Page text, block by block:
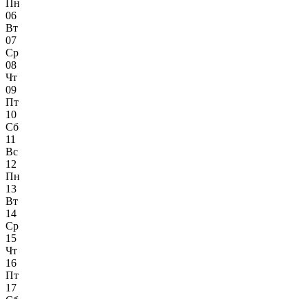
Пн
06
Вт
07
Ср
08
Чт
09
Пт
10
Сб
11
Вс
12
Пн
13
Вт
14
Ср
15
Чт
16
Пт
17